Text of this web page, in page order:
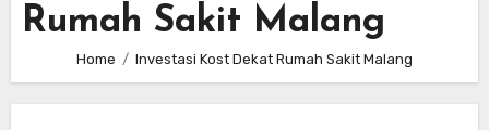
Rumah Sakit Malang
Home Investasi Kost Dekat Rumah Sakit Malang